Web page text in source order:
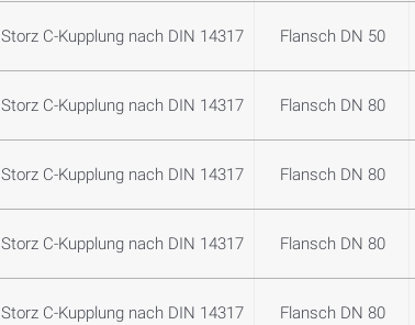
Storz C-Kupplung nach DIN 14317 Flansch DN 50
Storz C-Kupplung nach DIN 14317 Flansch DN 80
Storz C-Kupplung nach DIN 14317 Flansch DN 80
Storz C-Kupplung nach DIN 14317 Flansch DN 80
Storz C-Kupplung nach DIN 14317 Flansch DN 80